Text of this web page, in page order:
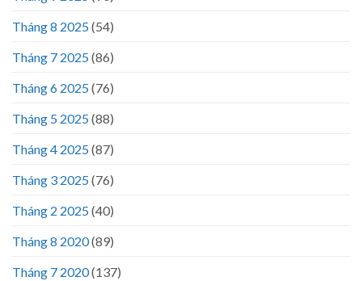
Tháng 8 2025(54)
Tháng 7 2025(86)
Tháng 6 2025(76)
Tháng 5 2025(88)
Tháng 4 2025(87)
Tháng 3 2025(76)
Tháng 2 2025(40)
Tháng 8 2020(89)
Tháng 7 2020(137)